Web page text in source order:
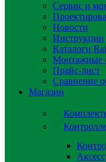
Сервис и
Новости
Инструкции
Каталоги
Монтажные
Прайс-лист
Сравнение
Магазин